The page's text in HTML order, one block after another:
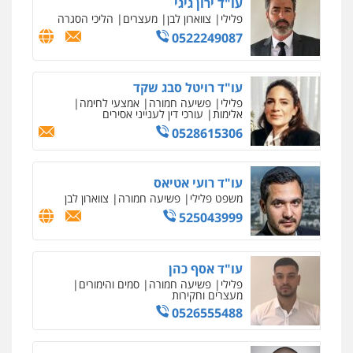
פלילי פשיעה חמורה
מעצרים וחקירות
0526555488
משרד עורכי דין טאי שרקי
פלילי אסירים תעבורה מרב"ד
0547556464
פלילי משפחה אזרחי מסחרי
0502130230
חליל ביאדי – משרד עורכי דין
פלילי דיני תעבורה
פשיעה חמורה אסירים
0509636895
עו"ד איהאב זבידאת